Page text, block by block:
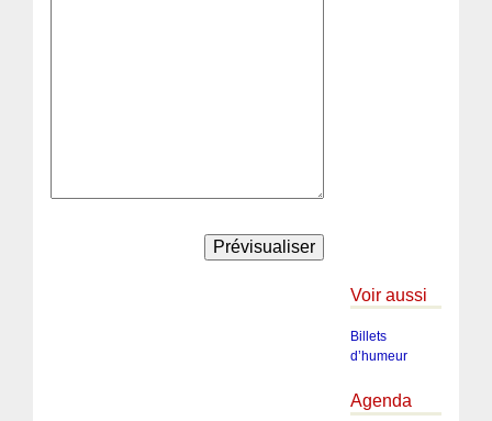
Voir aussi
Billets
d’humeur
Agenda